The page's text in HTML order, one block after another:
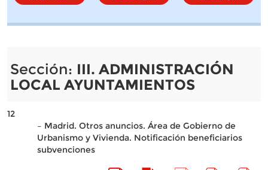
Sección: III. ADMINISTRACIÓN
LOCAL AYUNTAMIENTOS
12
– Madrid. Otros anuncios. Área de Gobierno de
Urbanismo y Vivienda. Notificación beneficiarios
subvenciones